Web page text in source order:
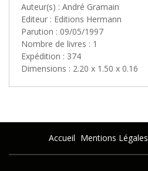
Auteur(s) : André Gramain
Editeur : Editions Hermann
Parution : 09/05/1997
Nombre de livres : 1
Expédition : 374
Dimensions : 2.20 x 1.50 x 0.16
Accueil Mentions Légales